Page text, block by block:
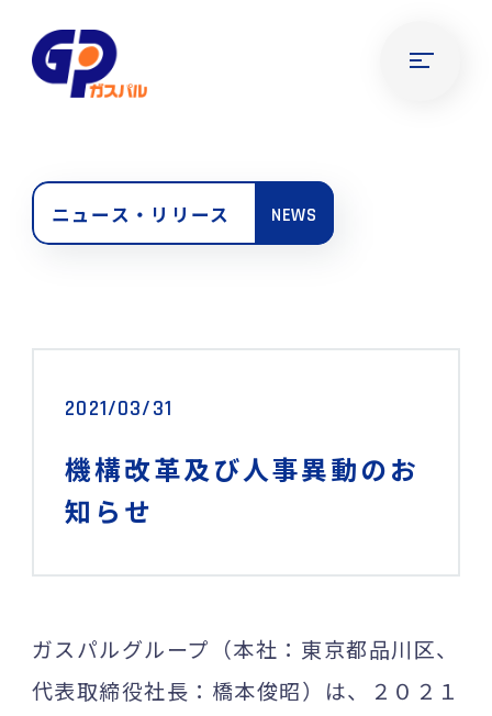
ニュース・リリース NEWS
2021/03/31
機構改革及び人事異動のお
知らせ
ガスパルグループ（本社：東京都品川区、
代表取締役社長：橋本俊昭）は、２０２１